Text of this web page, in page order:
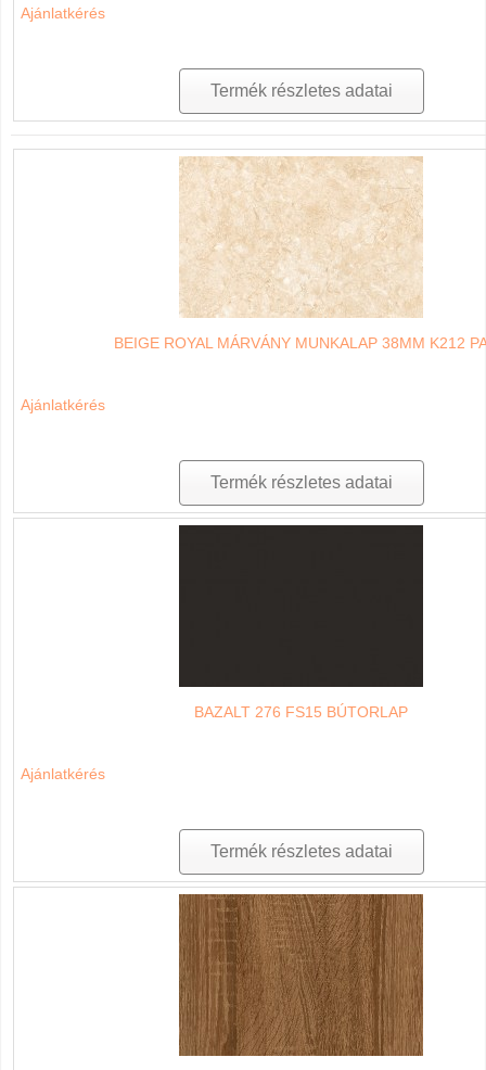
Ajánlatkérés
Termék részletes adatai
BEIGE ROYAL MÁRVÁNY MUNKALAP 38MM K212
Ajánlatkérés
Termék részletes adatai
BAZALT 276 FS15 BÚTORLAP
Ajánlatkérés
Termék részletes adatai